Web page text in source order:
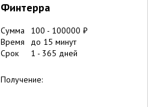
Финтерра
Сумма 100 - 100000 ₽
Время
до 15 минут
Срок
1 - 365 дней
Получение: